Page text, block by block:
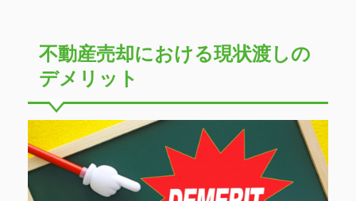
不動産売却における現状渡しの
デメリット